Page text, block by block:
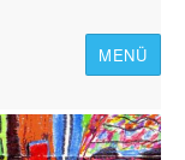
MENÜ